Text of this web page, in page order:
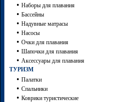
• Наборы для плавания
• Бассейны
• Надувные матрасы
• Насосы
• Очки для плавания
• Шапочки для плавания
• Аксессуары для плавания
ТУРИЗМ
• Палатки
• Спальники
• Коврики туристические